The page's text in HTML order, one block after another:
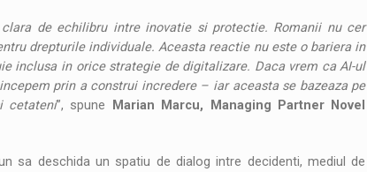
de echilibru intre inovatie si protectie. Romanii nu cer
drepturile individuale. Aceasta reactie nu este o bariera in
inclusa in orice strategie de digitalizare. Daca vrem ca AI-ul
prin a construi incredere – iar aceasta se bazeaza pe
cetateni”, spune
Marian Marcu, Managing Partner Novel
sa deschida un spatiu de dialog intre decidenti, mediul de